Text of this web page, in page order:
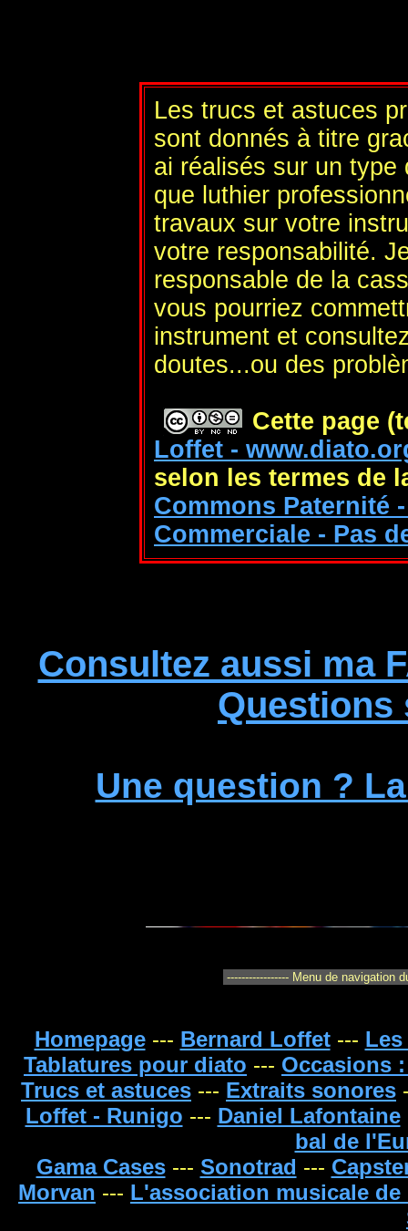
Les trucs et astuces
sont donnés à titre
ai réalisés sur un type
que luthier
travaux sur votre
votre responsabilité.
responsable de la
vous pourriez
instrument et
doutes...ou des
Cette page
Loffet -
selon les termes de
Commons Paternité
Commerciale - Pas
Consultez aussi ma
Questions
Une question ?
Homepage--- Bernard Loffet---
Tablatures pour diato --- Occasions
Trucs et astuces --- Extraits sonores
Loffet - Runigo --- Daniel Lafontaine
bal de
Gama Cases--- Sonotrad ---
Morvan --- L'association musicale de